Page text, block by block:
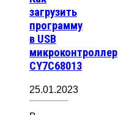
загрузить
программу
в USB
микроконтроллер
CY7C68013
25.01.2023